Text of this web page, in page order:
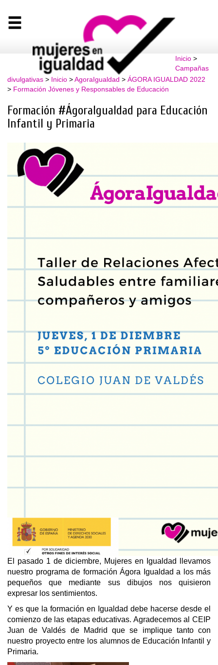
Inicio>
Campañas
divulgativas > Inicio >AgoraIgualdad > ÁGORA IGUALDAD 2022
> Formación Jóvenes y Responsables de Educación
Formación #ÁgoraIgualdad para Educación
Infantil y Primaria
El pasado 1 de diciembre, Mujeres en Igualdad llevamos
nuestro programa de formación Ágora Igualdad a los más
pequeños que mediante sus dibujos nos quisieron
expresar los sentimientos.
Y es que la formación en Igualdad debe hacerse desde el
comienzo de las etapas educativas. Agradecemos al CEIP
Juan de Valdés de Madrid que se implique tanto con
nuestro proyecto entre los alumnos de Educación Infantil y
Primaria.